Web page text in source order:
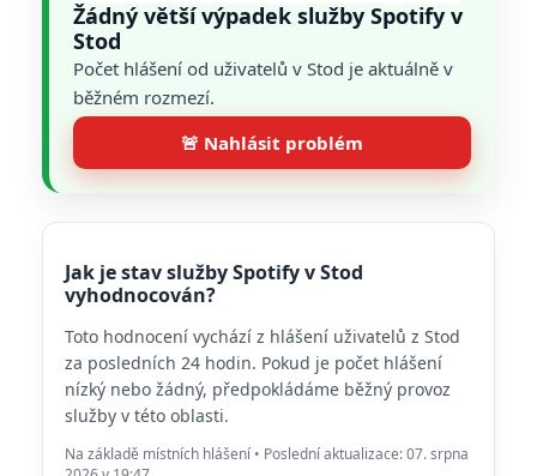
Žádný větší výpadek služby Spotify v
Stod
Počet hlášení od uživatelů v Stod je aktuálně v
běžném rozmezí.
🚨 Nahlásit problém
Jak je stav služby Spotify v Stod
vyhodnocován?
Toto hodnocení vychází z hlášení uživatelů z Stod
za posledních 24 hodin. Pokud je počet hlášení
nízký nebo žádný, předpokládáme běžný provoz
služby v této oblasti.
Na základě místních hlášení • Poslední aktualizace: 07. srpna